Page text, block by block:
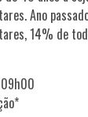
Ano
14% de